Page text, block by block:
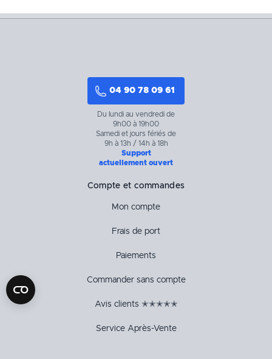
04 90 78 09 61
Du lundi au vendredi de
9h00 à 19h00
Samedi et jours fériés de
9h à 13h / 14h à 18h
Support
actuellement ouvert
Compte et commandes
Mon compte
Frais de port
Paiements
Commander sans compte
Avis clients ✭✭✭✭✭
Service Après-Vente